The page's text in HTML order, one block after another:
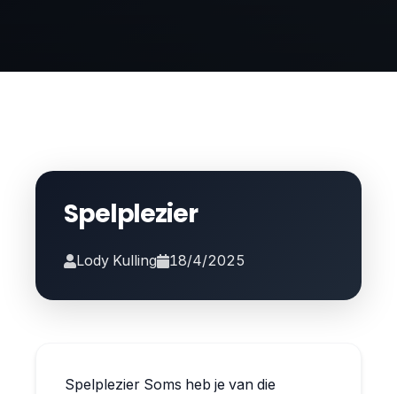
Spelplezier
Lody Kulling 18/4/2025
Spelplezier Soms heb je van die